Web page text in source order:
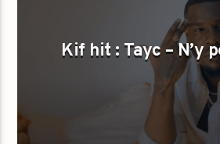
Kif hit : Tayc – N’y